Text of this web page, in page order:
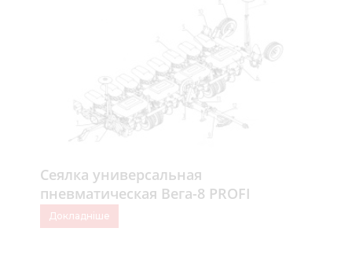
Сеялка универсальная
пневматическая Вега-8 PROFI
Докладніше